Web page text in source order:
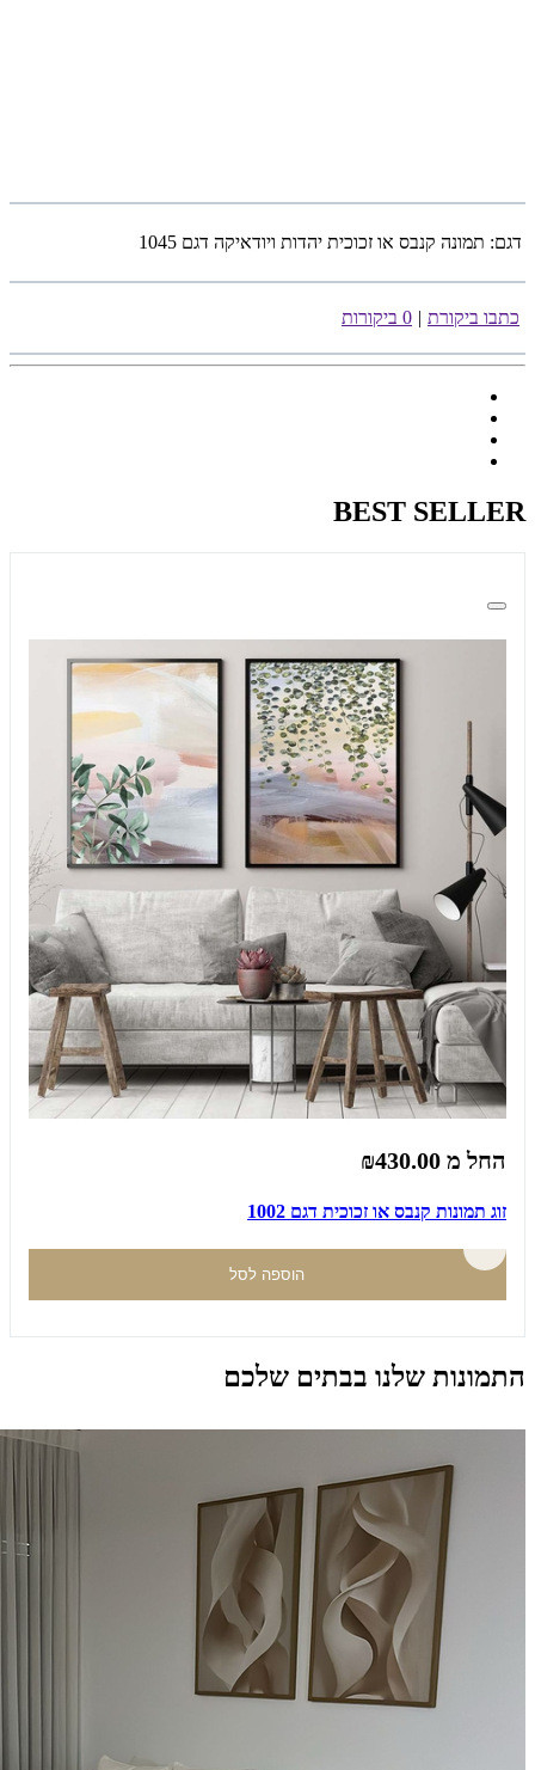
דגם: תמונה קנבס או זכוכית יהדות ויודאיקה דגם 1045
כתבו ביקורת | 0 ביקורות
BEST SELLER
החל מ ₪430.00
זוג תמונות קנבס או זכוכית דגם 1002
הוספה לסל
התמונות שלנו בבתים שלכם